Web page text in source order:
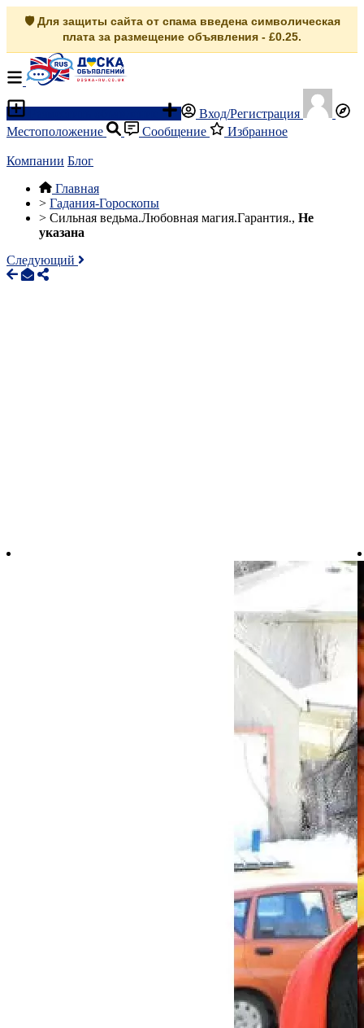
🛡️ Для защиты сайта от спама введена символическая
плата за размещение объявления - £0.25.
Вход/Регистрация
Местоположение
Сообщение Избранное
Компании Блог
Главная
> Гадания-Гороскопы
> Сильная ведьма.Любовная магия.Гарантия., Не
указана
Следующий